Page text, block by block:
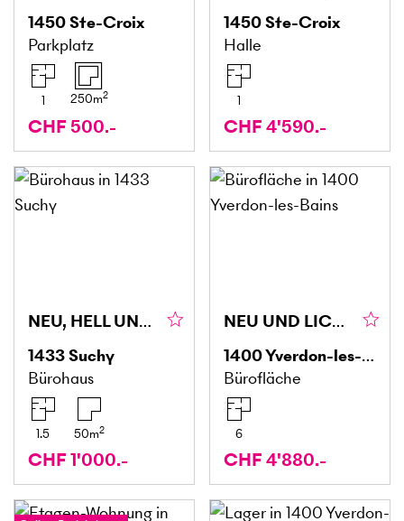
1450Ste-Croix
Parkplatz
1 250m2
CHF 500.-
1450Ste-Croix
Halle
1
CHF 4'590.-
NEU, HELL UND ZENTRAL MIT BALKON
1433Suchy
Bürohaus
1.5 50m2
CHF 1'000.-
NEU UND LICHTDURCHFLUTET
1400Yverdon-les-Bains
Bürofläche
6
CHF 4'880.-